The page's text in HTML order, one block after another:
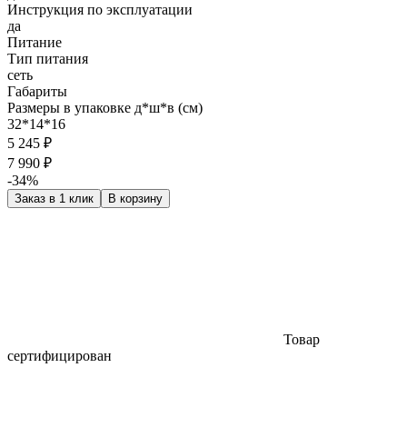
Инструкция по эксплуатации
да
Питание
Тип питания
сеть
Габариты
Размеры в упаковке д*ш*в (см)
32*14*16
5 245 ₽
7 990 ₽
-34%
Заказ в 1 клик В корзину
Товар
сертифицирован